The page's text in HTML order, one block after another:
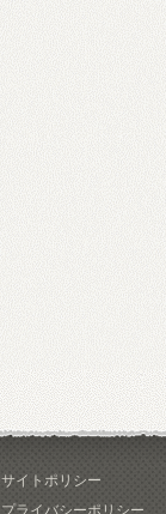
サイトポリシー
プライバシーポリシー